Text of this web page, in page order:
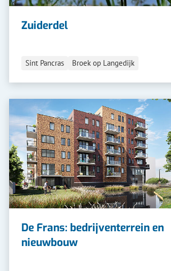
Zuiderdel
Sint Pancras Broek op Langedijk
De Frans: bedrijventerrein en
nieuwbouw